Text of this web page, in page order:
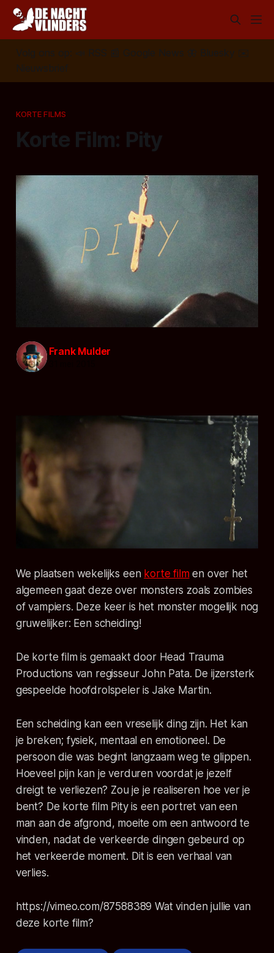
Volg ons op: 📣 RSS 📰 Google News 🦋 Bluesky
✉️
Nieuwsbrief
KORTE FILMS
Korte Film: Pity
Frank Mulder
We plaatsen wekelijks een korte filmen over het
algemeen gaat deze over monsters zoals zombies
of vampiers. Deze keer is het monster mogelijk nog
gruwelijker: Een scheiding!
De korte film is gemaakt door Head Trauma
Productions van regisseur John Pata. De ijzersterk
gespeelde hoofdrolspeler is Jake Martin.
Een scheiding kan een vreselijk ding zijn. Het kan
je breken; fysiek, mentaal en emotioneel. De
persoon die was begint langzaam weg te glippen.
Hoeveel pijn kan je verduren voordat je jezelf
dreigt te verliezen? Zou je je realiseren hoe ver je
bent? De korte film Pity is een portret van een
man aan de afgrond, moeite om een antwoord te
vinden, nadat de verkeerde dingen gebeurd op
het verkeerde moment. Dit is een verhaal van
verlies.
https://vimeo.com/87588389 Wat vinden jullie van
deze korte film?